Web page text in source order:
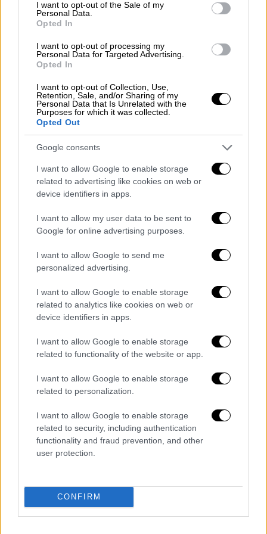
I want to opt-out of the Sale of my
Personal Data.
Opted In
I want to opt-out of processing my
Personal Data for Targeted Advertising.
Opted In
I want to opt-out of Collection, Use,
Retention, Sale, and/or Sharing of my
Personal Data that Is Unrelated with the
Purposes for which it was collected.
Opted Out
Google consents
I want to allow Google to enable storage
related to advertising like cookies on web or
device identifiers in apps.
I want to allow my user data to be sent to
Google for online advertising purposes.
I want to allow Google to send me
personalized advertising.
I want to allow Google to enable storage
related to analytics like cookies on web or
device identifiers in apps.
I want to allow Google to enable storage
related to functionality of the website or app.
I want to allow Google to enable storage
related to personalization.
I want to allow Google to enable storage
related to security, including authentication
functionality and fraud prevention, and other
user protection.
CONFIRM
αιωρείται από την κορυφήτου State de
France πριν φτάσει στον πρώτο του
προορισμό, τον αγωνιστικό χώρο του
σταδίου. Καθ' όλη τη διάρκεια θα κουβαλάει
Η μετάδοση των Ολυμπιακών Αγώνων θα
κοπεί στη συνέχεια σε ένα δίλεπτο,
βιντεοσκοπημένο κλιπ που θ
Κρουζ να ταξιδεύει στον επόμενο σταθμό
του με αεροπλάνο, καθώς θα μεταφέρει την
Ολυμπιακή σημαία από τη Γαλλία στο Λος
Αντζελες . Στη συνέχεια, θα πηδήξει από το
πινακίδα του Χόλιγουντ.
Ο λόγος των αντιδράσεων
Ωστόσο, ορισμένοι ακτιβιστές
αντίθετοιμε τη συμμετοχή του ηθοποιού
στους Ολυμπιακούς Αγώνες, αφού ο Τομ
Κρουζ είναι γνωστός στην Εκκλησία της
Σαηεντολογίας.
Η δικαστής Catherine Katz, η οποία είναι η
επικεφαλής της UNADFI, μιας ομάδας που
βοηθά στην υπεράσπιση των θυμάτων των
Είναι γεγονός
ότι η παρουσία του είναι προσβολή για τα
θύματα. Είναι ένα πραγματικά κακό μήνυμα
ceremonyhttps://t.co/8LnsF7uoLw
pic.twitter.com/UVVjWfq1uK